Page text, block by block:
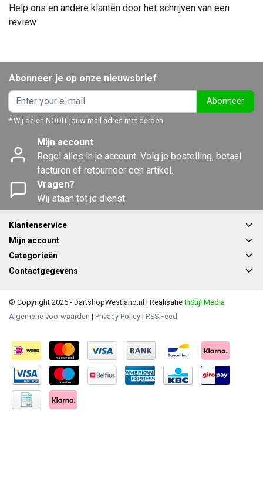
Help ons en andere klanten door het schrijven van een
review
Abonneer je op onze nieuwsbrief
Abonneer
* Wij delen NOOIT jouw mail adres met derden.
Mijn account
Regel alles in je account. Volg je bestelling, betaal
facturen of retourneer een artikel.
Vragen?
Wij staan tot je dienst
Klantenservice
Mijn account
Categorieën
Contactgegevens
© Copyright 2026 - DartshopWestland.nl | Realisatie InStijl Media
Algemene voorwaarden | Privacy Policy | RSS Feed